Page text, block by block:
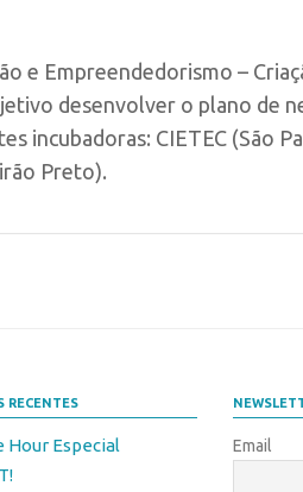
e Empreendedorismo –
desenvolver o plano de
incubadoras: CIETEC (São
Preto).
RECENTES
Hour Especial
Email